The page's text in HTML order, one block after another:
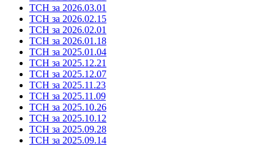
ТСН за 2026.03.01
ТСН за 2026.02.15
ТСН за 2026.02.01
ТСН за 2026.01.18
ТСН за 2025.01.04
ТСН за 2025.12.21
ТСН за 2025.12.07
ТСН за 2025.11.23
ТСН за 2025.11.09
ТСН за 2025.10.26
ТСН за 2025.10.12
ТСН за 2025.09.28
ТСН за 2025.09.14